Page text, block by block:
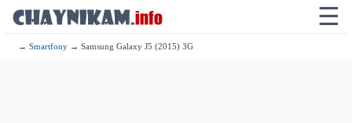
☰
→Smartfony → Samsung Galaxy J5 (2015) 3G